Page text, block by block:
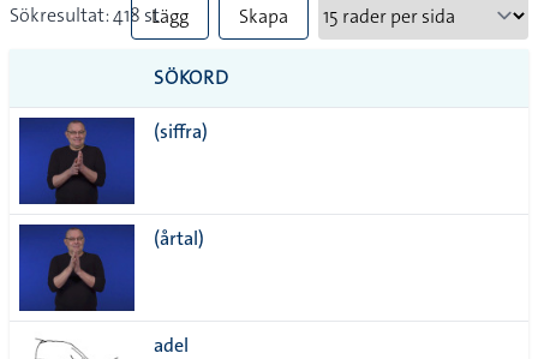
Sökresultat: 418 stLägg
till
alla i
Skapa
SÖKORD
(siffra)
(årtal)
adel